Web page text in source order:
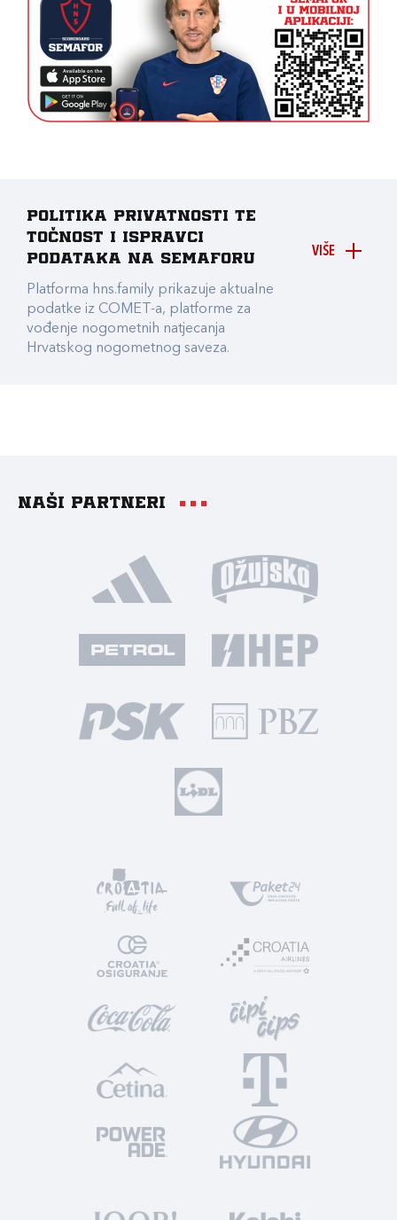
VIŠE
Politika privatnosti te
točnost i ispravci
podataka na Semaforu
Platforma hns.family prikazuje aktualne
podatke iz COMET-a, platforme za
vođenje nogometnih natjecanja
Hrvatskog nogometnog saveza.
Naši partneri